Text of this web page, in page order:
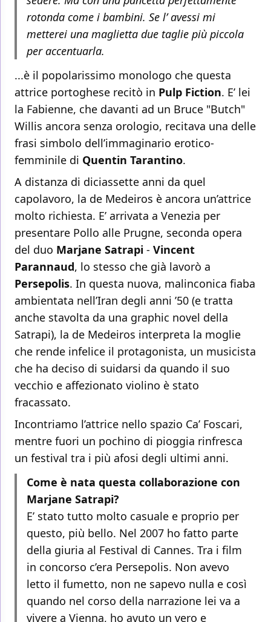
rotonda come i bambini. Se l’ avessi mi
metterei una maglietta due taglie più piccola
per accentuarla.
...è il popolarissimo monologo che questa
attrice portoghese recitò in Pulp Fiction. E’ lei
la Fabienne, che davanti ad un Bruce "Butch"
Willis ancora senza orologio, recitava una delle
frasi simbolo dell’immaginario erotico-
femminile di Quentin Tarantino.
A distanza di diciassette anni da quel
capolavoro, la de Medeiros è ancora un’attrice
molto richiesta. E’ arrivata a Venezia per
presentare Pollo alle Prugne, seconda opera
del duo Marjane Satrapi - Vincent
Parannaud, lo stesso che già lavorò a
Persepolis. In questa nuova, malinconica fiaba
ambientata nell’Iran degli anni ’50 (e tratta
anche stavolta da una graphic novel della
Satrapi), la de Medeiros interpreta la moglie
che rende infelice il protagonista, un musicista
che ha deciso di suidarsi da quando il suo
vecchio e affezionato violino è stato
fracassato.
Incontriamo l’attrice nello spazio Ca’ Foscari,
mentre fuori un pochino di pioggia rinfresca
un festival tra i più afosi degli ultimi anni.
Come è nata questa collaborazione con
Marjane Satrapi?
E’ stato tutto molto casuale e proprio per
questo, più bello. Nel 2007 ho fatto parte
della giuria al Festival di Cannes. Tra i film
in concorso c’era Persepolis. Non avevo
letto il fumetto, non ne sapevo nulla e così
quando nel corso della narrazione lei va a
vivere a Vienna, ho avuto un vero e